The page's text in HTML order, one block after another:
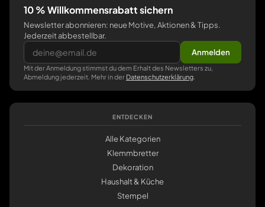
10 % Willkommensrabatt sichern
Newsletter abonnieren: neue Motive, Aktionen & Tipps.
Jederzeit abbestellbar.
Anmelden
Mit der Anmeldung stimmst du dem Erhalt des Newsletters zu,
Abmeldung jederzeit. Mehr in der Datenschutzerklärung
ENTDECKEN
Alle Kategorien
Klemmbretter
Dekoration
Haushalt & Küche
Stempel